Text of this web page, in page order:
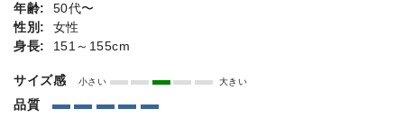
年齢:
50代〜
性別:
女性
身長:
151～155cm
サイズ感 小さい 大きい
品質